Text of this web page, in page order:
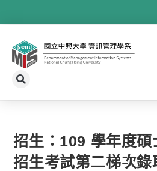
招生：109 學年度碩
招生考試第二梯次錄